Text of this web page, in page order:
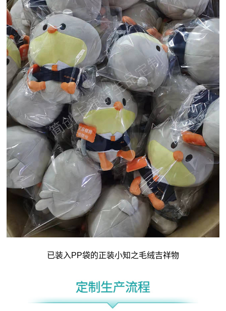
已装入PP袋的正装小知之毛绒吉祥物